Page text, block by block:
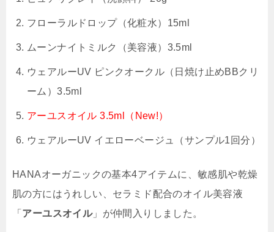
フローラルドロップ（化粧水）15ml
ムーンナイトミルク（美容液）3.5ml
ウェアルーUV ピンクオークル（日焼け止めBBクリ
ーム）3.5ml
アーユスオイル 3.5ml（New!）
ウェアルーUV イエローベージュ（サンプル1回分）
HANAオーガニックの基本4アイテムに、敏感肌や乾燥
肌の方にはうれしい、セラミド配合のオイル美容液
「 アーユスオイル」が仲間入りしました。